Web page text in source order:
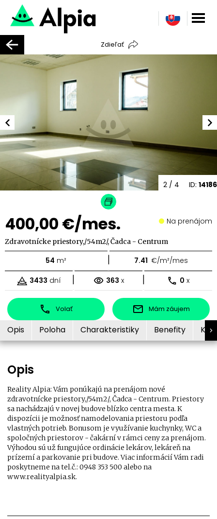
Zdieľať
ID: 14186
2 / 4
400,00 €/mes. Na prenájom
Zdravotnícke priestory,/54m2/, Čadca - Centrum
54 m² | 7.41 €/m²/mes
3433 dní | 363 x | 0 x
Volať Mám záujem
Opis Poloha Charakteristiky Benefity
Opis
Reality Alpia: Vám ponúkajú na prenájom nové
zdravotnícke priestory,/54m2/, Čadca - Centrum. Priestory
sa nachádzajú v novej budove blízko centra mesta. K
dispozícii je možnosť namodelovania priestoru podľa
vlastných potrieb. Bonusom je využívanie kuchynky, WC a
spoločných priestorov - čakární v rámci ceny za prenájom.
Výhodou sú už fungujúce ordinácie lekárov, lekáreň na
prízemí a parkovanie pri budove. Viac informácií Vám radi
poskytneme na tel.č.: 0948 353 500 alebo na
www.realityalpia.sk.